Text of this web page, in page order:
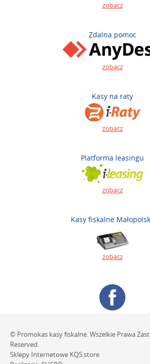
zobacz
Zdalna pomoc
zobacz
Kasy na raty
zobacz
Platforma leasingu
zobacz
Kasy fiskalne
zobacz
© Promokas kasy fiskalne. Wszelkie Prawa
Reserved.
Sklepy Internetowe KQS.store